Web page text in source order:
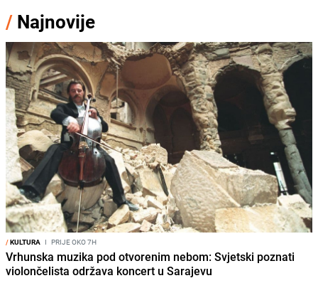
/ Najnovije
/KULTURA I PRIJE OKO 7H
Vrhunska muzika pod otvorenim nebom: Svjetski poznati
violončelista održava koncert u Sarajevu